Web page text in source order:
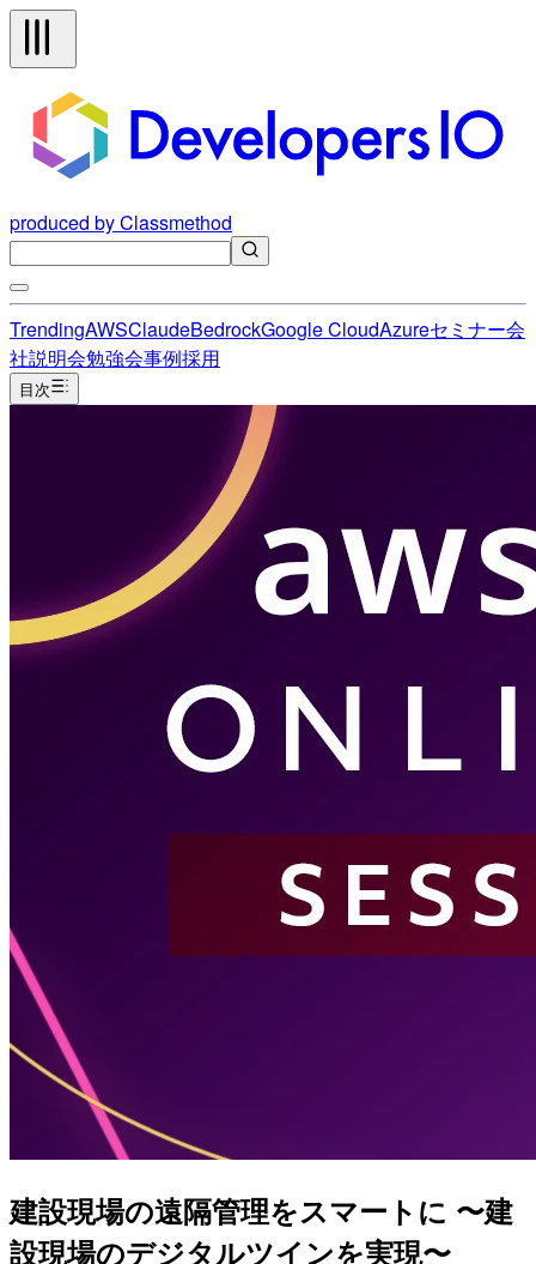
produced by Classmethod
TrendingAWSClaudeBedrockGoogle CloudAzureセミナー会
社説明会勉強会事例採用
目次
建設現場の遠隔管理をスマートに 〜建
設現場のデジタルツインを実現〜